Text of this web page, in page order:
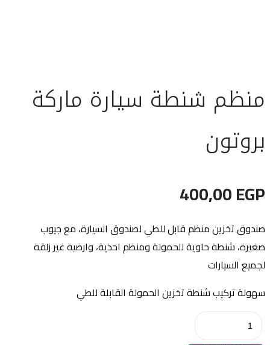
منظم شنطة سيارة ماركة
بروتون
400,00EGP
صندوق تخزين منظم قابل للطي لصندوق السيارة، مع جيوب
صغيرة، شنطة حاوية للحمولة ومنظم احذية، وارضية غير زلقة
لجميع السيارات
سهولة تركيب شنطة تخزين الحمولة القابلة للطي
منظم